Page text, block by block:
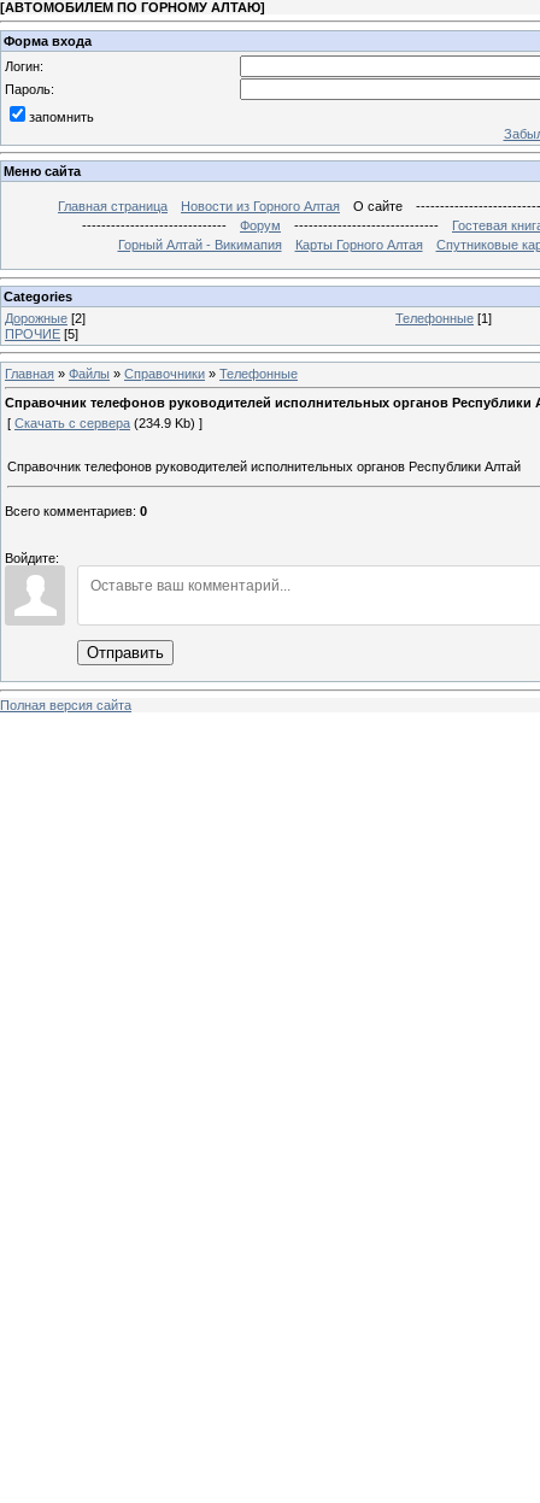
[АВТОМОБИЛЕМ ПО ГОРНОМУ АЛТАЮ]
Форма входа
Логин:
Пароль:
запомнить
Меню сайта
Главная страница Новости из Горного Алтая О сайте
------------------------------
Форум ------------------------------
Гостевая
Горный Алтай - Викимапия
Карты Горного Алтая Спутниковые
Categories
Дорожные [2] Телефонные [1]
ПРОЧИЕ [5]
Главная » Файлы » Справочники » Телефонные
Справочник телефонов руководителей исполнительных органов Республики
[ Скачать с сервера (234.9 Kb) ]
Справочник телефонов руководителей исполнительных органов Республики Алтай
Всего комментариев: 0
Войдите:
Отправить
Полная версия сайта